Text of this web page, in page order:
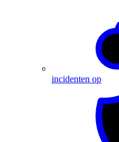
incidenten op